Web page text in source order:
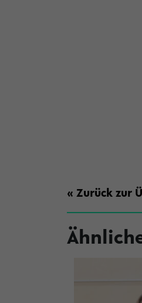
« Zurück zur